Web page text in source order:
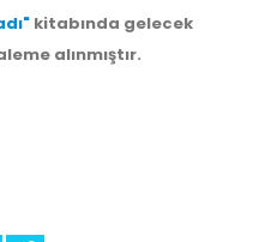
kitabında gelecek
alınmıştır.